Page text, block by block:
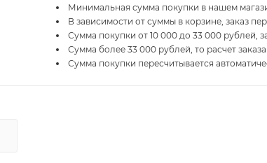
Минимальная сумма покупки в нашем
В зависимости от суммы в корзине, заказ
Сумма покупки от 10 000 до 33 000 рублей,
Сумма более 33 000 рублей, то расчет
Сумма покупки пересчитывается